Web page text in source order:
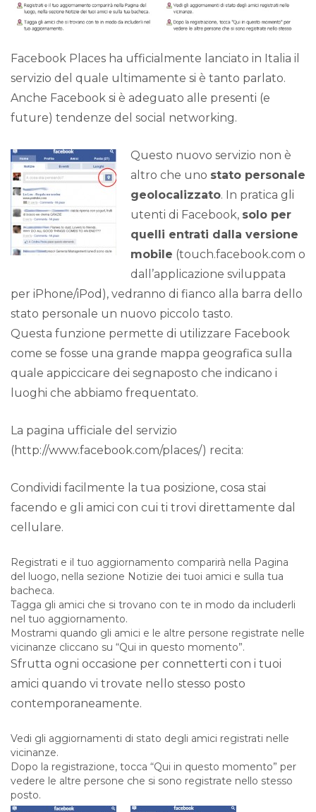
Facebook Places ha ufficialmente lanciato in Italia il
servizio del quale ultimamente si è tanto parlato.
Anche Facebook si è adeguato alle presenti (e
future) tendenze del social networking.
Questo nuovo servizio non è
altro che uno stato personale
geolocalizzato. In pratica gli
utenti di Facebook, solo per
quelli entrati dalla versione
mobile (touch.facebook.com o
dall’applicazione sviluppata
per iPhone/iPod), vedranno di fianco alla barra dello
stato personale un nuovo piccolo tasto.
Questa funzione permette di utilizzare Facebook
come se fosse una grande mappa geografica sulla
quale appiccicare dei segnaposto che indicano i
luoghi che abbiamo frequentato.
La pagina ufficiale del servizio
(http://www.facebook.com/places/) recita:
Condividi facilmente la tua posizione, cosa stai
facendo e gli amici con cui ti trovi direttamente dal
cellulare.
Registrati e il tuo aggiornamento comparirà nella Pagina
del luogo, nella sezione Notizie dei tuoi amici e sulla tua
bacheca.
Tagga gli amici che si trovano con te in modo da includerli
nel tuo aggiornamento.
Mostrami quando gli amici e le altre persone registrate nelle
vicinanze cliccano su “Qui in questo momento”.
Sfrutta ogni occasione per connetterti con i tuoi
amici quando vi trovate nello stesso posto
contemporaneamente.
Vedi gli aggiornamenti di stato degli amici registrati nelle
vicinanze.
Dopo la registrazione, tocca “Qui in questo momento” per
vedere le altre persone che si sono registrate nello stesso
posto.